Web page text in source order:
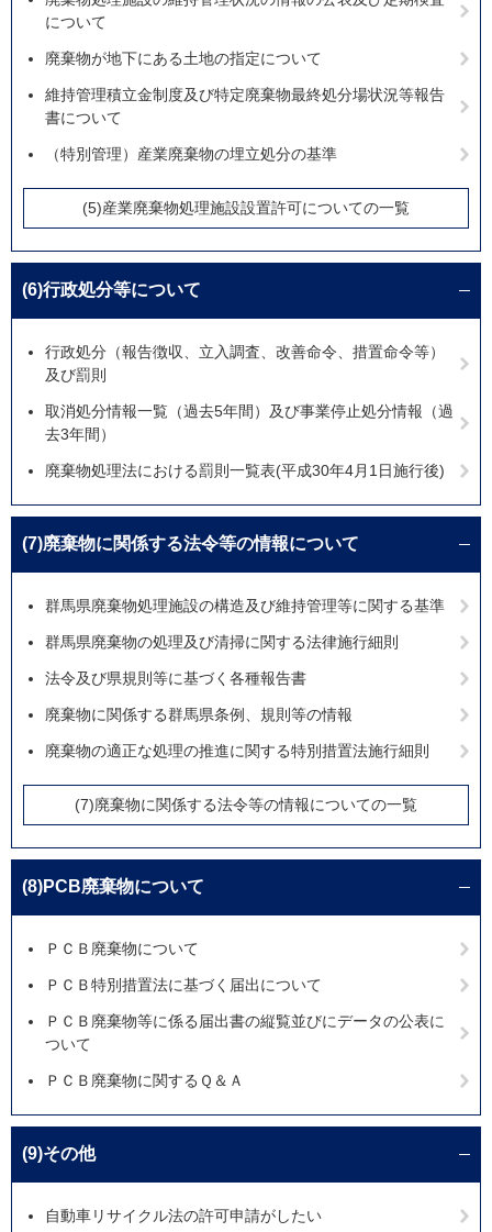
について
廃棄物が地下にある土地の指定について
維持管理積立金制度及び特定廃棄物最終処分場状況等報告
書について
（特別管理）産業廃棄物の埋立処分の基準
(5)産業廃棄物処理施設設置許可についての一覧
(6)行政処分等について
行政処分（報告徴収、立入調査、改善命令、措置命令等）
及び罰則
取消処分情報一覧（過去5年間）及び事業停止処分情報（過
去3年間）
廃棄物処理法における罰則一覧表(平成30年4月1日施行後)
(7)廃棄物に関係する法令等の情報について
群馬県廃棄物処理施設の構造及び維持管理等に関する基準
群馬県廃棄物の処理及び清掃に関する法律施行細則
法令及び県規則等に基づく各種報告書
廃棄物に関係する群馬県条例、規則等の情報
廃棄物の適正な処理の推進に関する特別措置法施行細則
(7)廃棄物に関係する法令等の情報についての一覧
(8)PCB廃棄物について
ＰＣＢ廃棄物について
ＰＣＢ特別措置法に基づく届出について
ＰＣＢ廃棄物等に係る届出書の縦覧並びにデータの公表に
ついて
ＰＣＢ廃棄物に関するＱ＆Ａ
(9)その他
自動車リサイクル法の許可申請がしたい